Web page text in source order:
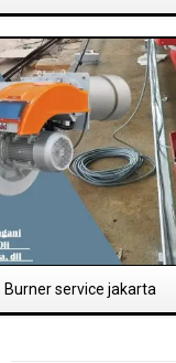
Burner service jakarta